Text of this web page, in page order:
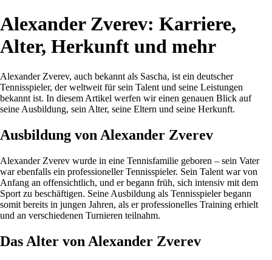
Alexander Zverev: Karriere,
Alter, Herkunft und mehr
Alexander Zverev, auch bekannt als Sascha, ist ein deutscher
Tennisspieler, der weltweit für sein Talent und seine Leistungen
bekannt ist. In diesem Artikel werfen wir einen genauen Blick auf
seine Ausbildung, sein Alter, seine Eltern und seine Herkunft.
Ausbildung von Alexander Zverev
Alexander Zverev wurde in eine Tennisfamilie geboren – sein Vater
war ebenfalls ein professioneller Tennisspieler. Sein Talent war von
Anfang an offensichtlich, und er begann früh, sich intensiv mit dem
Sport zu beschäftigen. Seine Ausbildung als Tennisspieler begann
somit bereits in jungen Jahren, als er professionelles Training erhielt
und an verschiedenen Turnieren teilnahm.
Das Alter von Alexander Zverev